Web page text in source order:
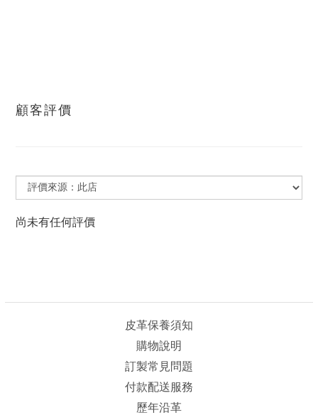
顧客評價
尚未有任何評價
皮革保養須知
購物說明
訂製常見問題
付款配送服務
歷年沿革